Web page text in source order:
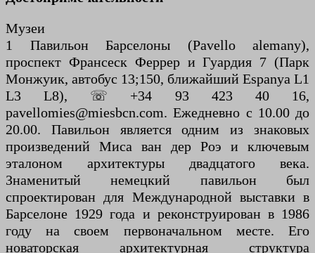
Музеи
1 Павильон Барселоны (Pavello alemany),
проспект Франсеск Феррер и Гуардия 7 (Парк
Монжуик, автобус 13;150, ближайший Espanya L1
L3 L8), ☏ +34 93 423 40 16,
pavellomies@miesbcn.com. Ежедневно с 10.00 до
20.00. Павильон является одним из знаковых
произведений Миса ван дер Роэ и ключевым
эталоном архитектуры двадцатого века.
Знаменитый немецкий павильон был
спроектирован для Международной выставки в
Барселоне 1929 года и реконструирован в 1986
году на своем первоначальном месте. Его
новаторская архитектурная структура